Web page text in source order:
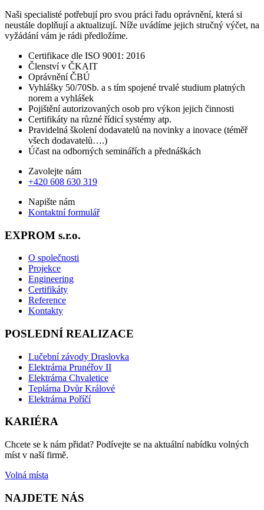
Naši specialisté potřebují pro svou práci řadu oprávnění, která si
neustále doplňují a aktualizují. Níže uvádíme jejich stručný výčet, na
vyžádání vám je rádi předložíme.
Certifikace dle ISO 9001: 2016
Členství v ČKAIT
Oprávnění ČBÚ
Vyhlášky 50/70Sb. a s tím spojené trvalé studium platných
norem a vyhlášek
Pojištění autorizovaných osob pro výkon jejich činnosti
Certifikáty na různé řídicí systémy atp.
Pravidelná školení dodavatelů na novinky a inovace (téměř
všech dodavatelů….)
Účast na odborných seminářích a přednáškách
Zavolejte nám
+420 608 630 319
Napište nám
Kontaktní formulář
EXPROM s.r.o.
O společnosti
Projekce
Engineering
Certifikáty
Reference
Kontakty
POSLEDNÍ REALIZACE
Lučební závody Draslovka
Elektrárna Prunéřov II
Elektrárna Chvaletice
Teplárna Dvůr Králové
Elektrárna Poříčí
KARIÉRA
Chcete se k nám přidat? Podívejte se na aktuální nabídku volných
míst v naší firmě.
Volná místa
NAJDETE NÁS